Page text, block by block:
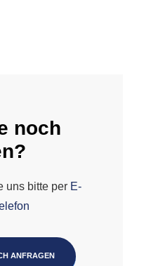
noch
uns bitte per E-
ANFRAGEN